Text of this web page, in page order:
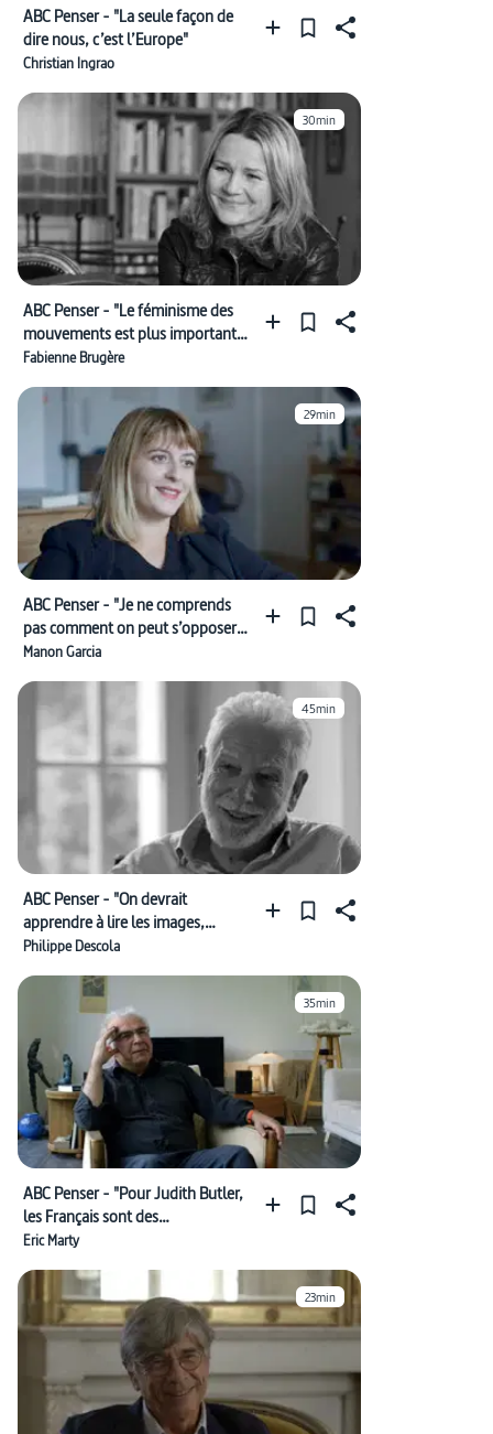
ABC Penser - "La seule façon de
dire nous, c’est l’Europe"
Christian Ingrao
30min
ABC Penser - "Le féminisme des
mouvements est plus important
que le féminisme d’État"
Fabienne Brugère
29min
ABC Penser - "Je ne comprends
pas comment on peut s’opposer à
l’égalité des sexes"
Manon Garcia
45min
ABC Penser - "On devrait
apprendre à lire les images,
comme on apprend à déchiffrer
Philippe Descola
35min
ABC Penser - "Pour Judith Butler,
les Français sont des
romantiques"
Eric Marty
23min